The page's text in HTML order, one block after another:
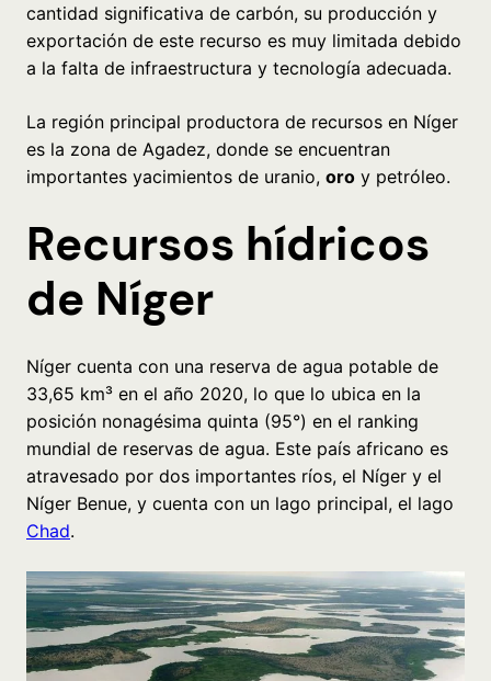
cantidad significativa de carbón, su producción y
exportación de este recurso es muy limitada debido
a la falta de infraestructura y tecnología adecuada.
La región principal productora de recursos en Níger
es la zona de Agadez, donde se encuentran
importantes yacimientos de uranio, oro y petróleo.
Recursos hídricos
de Níger
Níger cuenta con una reserva de agua potable de
33,65 km³ en el año 2020, lo que lo ubica en la
posición nonagésima quinta (95°) en el ranking
mundial de reservas de agua. Este país africano es
atravesado por dos importantes ríos, el Níger y el
Níger Benue, y cuenta con un lago principal, el lago
Chad.